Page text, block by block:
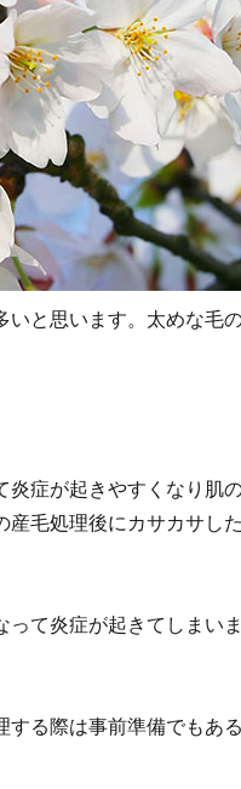
と思います。太めな毛
症が起きやすくなり肌
毛処理後にカサカサし
て炎症が起きてしまい
る際は事前準備でもあ